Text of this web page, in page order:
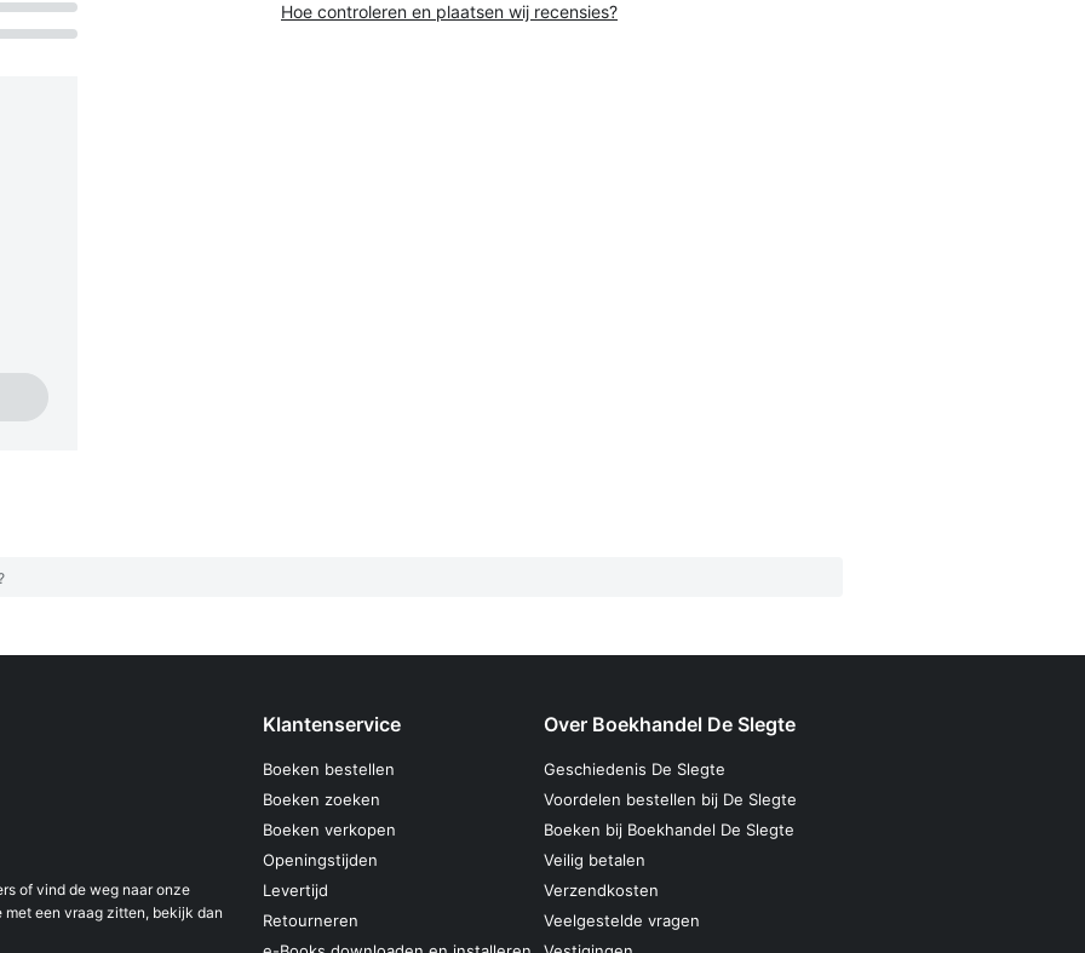
Hoe controleren en plaatsen wij recensies?
of vind de weg naar onze
een vraag zitten, bekijk dan
Klantenservice
Boeken bestellen
Boeken zoeken
Boeken verkopen
Openingstijden
Levertijd
Retourneren
Over Boekhandel De Slegte
Geschiedenis De Slegte
Voordelen bestellen bij De Slegte
Boeken bij Boekhandel De Slegte
Veilig betalen
Verzendkosten
Veelgestelde vragen